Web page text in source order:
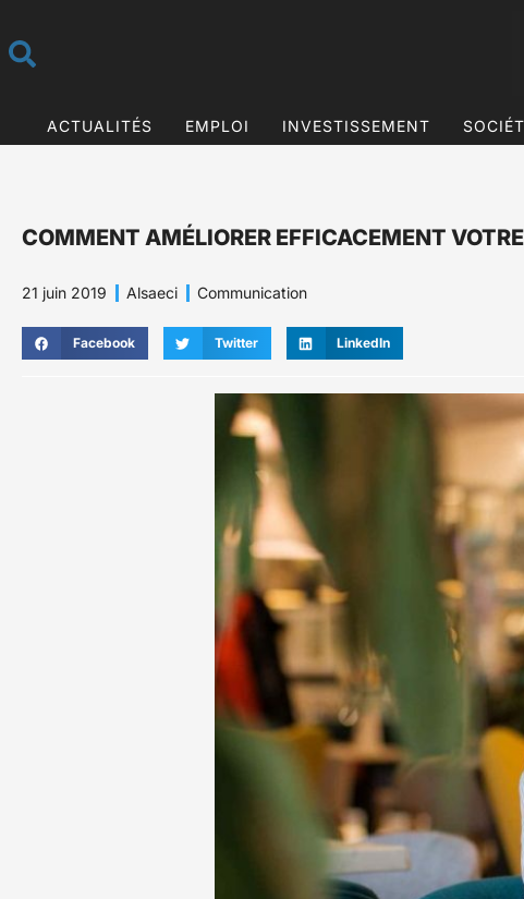
ACTUALITÉS EMPLOI INVESTISSEMENT
COMMENT AMÉLIORER EFFICACEMENT
21 juin 2019 Alsaeci Communication
Facebook Twitter LinkedIn